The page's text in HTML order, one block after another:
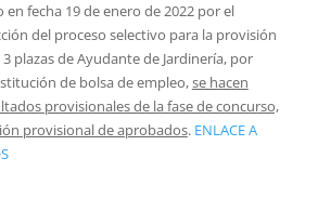
fecha 19 de enero de 2022 por el
del proceso selectivo para la provisión
plazas de Ayudante de Jardinería, por
de bolsa de empleo,se hacen
provisionales de la fase de concurso,
provisional de aprobados. ENLACE A